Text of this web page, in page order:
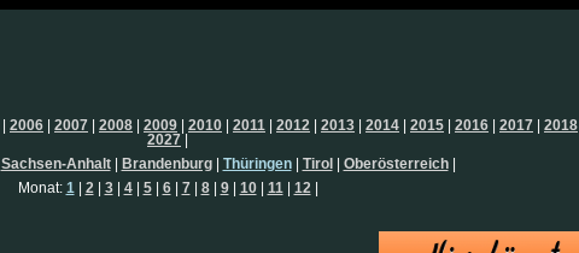
2006 2007 2008 2009 2010 2011 2012 2013 2014 2015 2016 2017 2018
2027
Sachsen-Anhalt| Brandenburg| Thüringen| Tirol Oberösterreich|
Monat: 1 2 3| 4| 5| 6| 7 8| 9| 10| 11 12